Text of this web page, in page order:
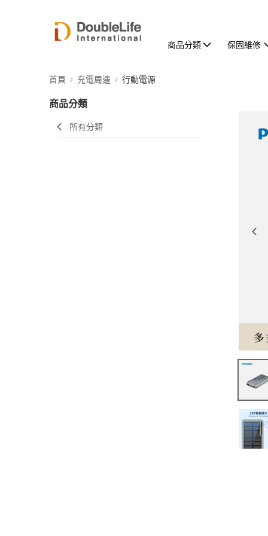
商品分類 保固維修
首頁 充電周邊 行動電源
商品分類
所有分類